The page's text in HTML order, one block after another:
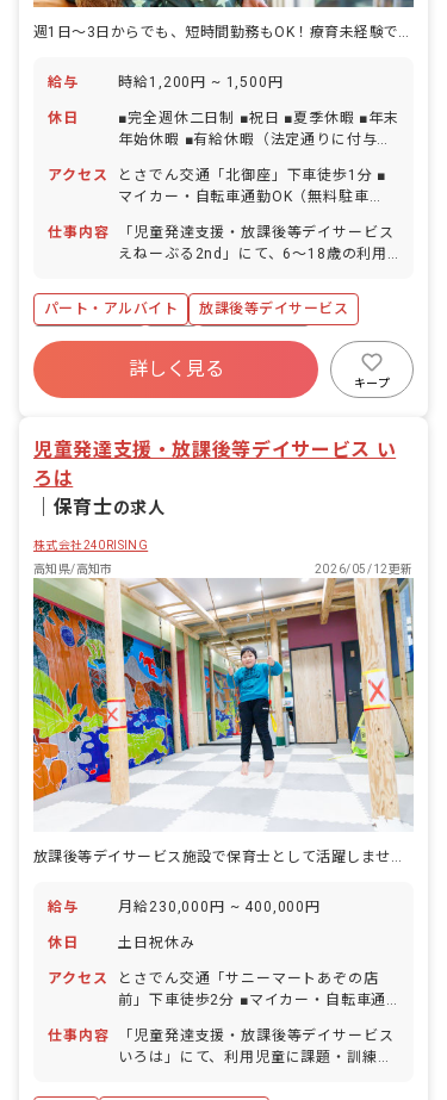
週1日～3日からでも、短時間勤務もOK！療育未経験でもご応募大歓迎！
給与 時給1,200円 ~ 1,500円
休日
■完全週休二日制 ■祝日 ■夏季休暇 ■年末
年始休暇 ■有給休暇（法定通りに付与／
産前産後・育児休暇（取得率100％・復
帰率100％） ※お子様の体調不良や行事
による遅刻・早退・欠席の相談可能 ※体
調不良等で職員配置が少なくなった際に
良などについて「お互い様」という意識
が職員全体に広がっており、スムーズに
アクセス
とさでん交通「北御座」下車徒歩1分 ■
マイカー・自転車通勤OK（無料駐車
仕事内容
「児童発達支援・放課後等デイサービス
えねーぶる2nd」にて、6～18歳の利用
す。 1日定員10名の利用児童を4～5人の
職員でサポートします。 ■具体的な仕事
内容 ※福祉サービスが初めての方でも、
不安なく業務ができるように経験豊富の
職員に相談ができる体制を整えていま
事活動の企画（月1回） ・保護者の方と
迎エリア：高知市内東側） ※専門の運転
せんが、利用者の都合上、お願いする場
合がございます。社用車は軽自動車もあ
るため、ご安心ください。 ■放課後デイ
サービスに加え、児童発達支援事業を実
施 上記仕事内容以外にも、未就学児を担
当することが可能です。
パート・アルバイト
放課後等デイサービス
社会保険完備
有給
福利厚生充実
昇給昇進あり
産休育休制度
詳しく見る
キープ
児童発達支援・放課後等デイサービス い
ろは
保育士の求人
株式会社240RISING
高知県/高知市
2026/05/12更新
放課後等デイサービス施設で保育士として活躍しませんか？
給与 月給230,000円 ~ 400,000円
休日 土日祝休み
アクセス
とさでん交通「サニーマートあぞの店
前」下車徒歩2分 ■マイカー・自転車通
仕事内容
「児童発達支援・放課後等デイサービス
いろは」にて、利用児童に課題・訓練・